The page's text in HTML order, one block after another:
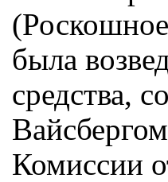
была
средства,
Комиссии